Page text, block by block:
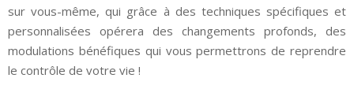
sur vous-même, qui grâce à des techniques spécifiques et
personnalisées opérera des changements profonds, des
modulations bénéfiques qui vous permettrons de reprendre
le contrôle de votre vie !